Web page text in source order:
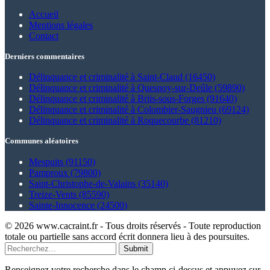
Accueil
Mentions légales
Contact
Derniers commentaires
Délinquance et criminalité à Saint-Claud (16450)
Délinquance et criminalité à Quesnoy-sur-Deûle (59890)
Délinquance et criminalité à Briis-sous-Forges (91640)
Délinquance et criminalité à Colombier-Saugnieu (69124)
Délinquance et criminalité à Roquecourbe (81210)
Communes aléatoires
Mespuits (91150)
Pamproux (79800)
Saint-Christophe-de-Valains (35140)
Treize-Vents (85590)
Sainte-Innocence (24500)
© 2026 www.cacraint.fr - Tous droits réservés - Toute reproduction
totale ou partielle sans accord écrit donnera lieu à des poursuites.
Submit